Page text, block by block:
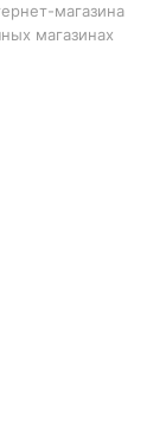
магазина
магазинах